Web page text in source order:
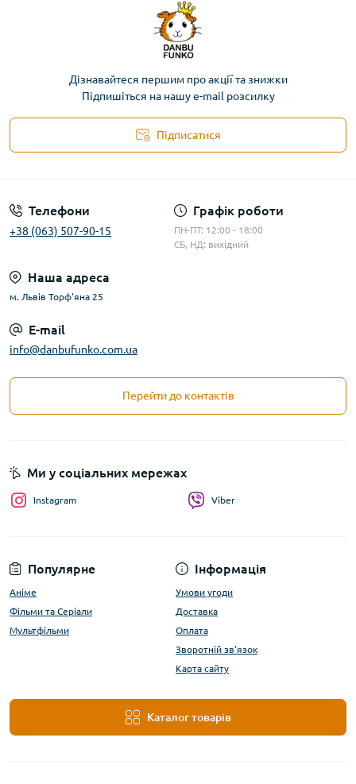
Дізнавайтеся першим про акції та знижки
Підпишіться на нашу e-mail розсилку
Підписатися
Телефони
+38 (063) 507-90-15
Графік роботи
ПН-ПТ: 12:00 - 18:00
СБ, НД: вихідний
Наша адреса
м. Львів Торф'яна 25
E-mail
info@danbufunko.com.ua
Перейти до контактів
Популярне
Аніме
Фільми та Серіали
Мультфільми
Інформація
Умови угоди
Доставка
Оплата
Зворотній зв'язок
Карта сайту
Каталог товарів
Ми у соціальних мережах
Instagram Viber